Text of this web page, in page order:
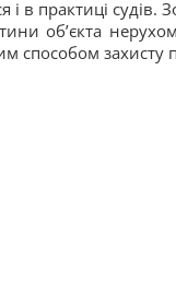
і в практиці
об’єкта
способом захисту